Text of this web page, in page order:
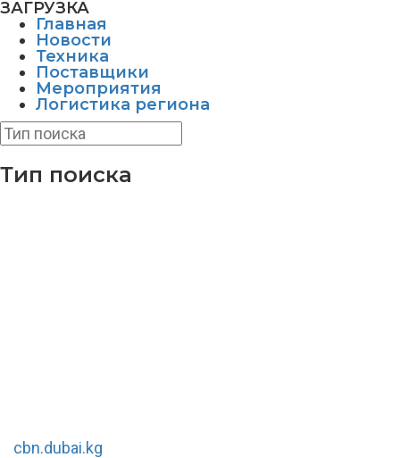
ЗАГРУЗКА
Главная
Новости
Техника
Поставщики
Мероприятия
Логистика региона
Тип поиска
cbn.dubai.kg